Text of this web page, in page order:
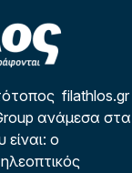
filathlos.gr
ανάμεσα στα
ο